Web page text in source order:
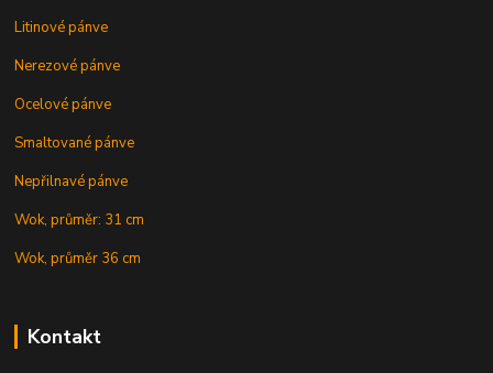
Litinové pánve
Nerezové pánve
Ocelové pánve
Smaltované pánve
Nepřilnavé pánve
Wok, průměr: 31 cm
Wok, průměr 36 cm
Kontakt